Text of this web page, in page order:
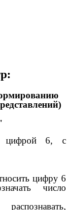
цифрой 6, с
цифру 6
число